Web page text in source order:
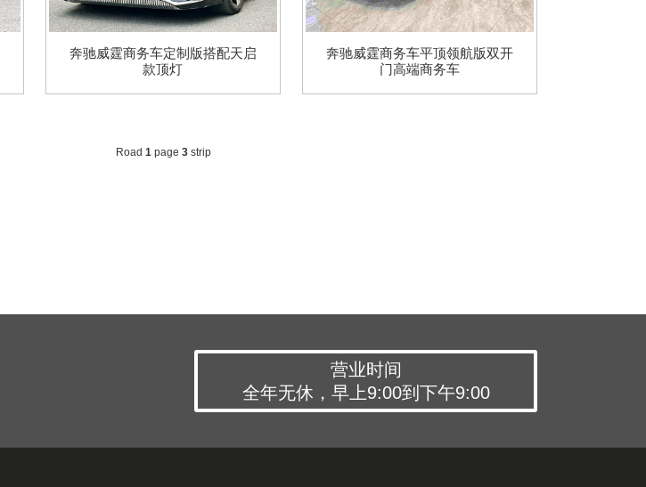
奔驰威霆商务车定制版搭配天启
款顶灯
奔驰威霆商务车平顶领航版双开
门高端商务车
Road 1page 3strip
营业时间
全年无休，早上9:00到下午9:00